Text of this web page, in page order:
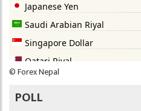
©Forex Nepal
POLL